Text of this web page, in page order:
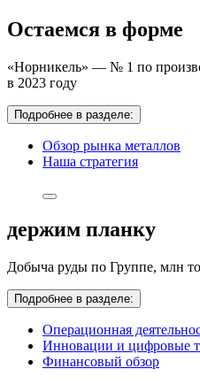
Остаемся в форме
«Норникель» — № 1 по
в 2023 году
Подробнее в разделе:
Обзор рынка металлов
Наша стратегия
держим планку
Добыча руды по Группе, млн
Подробнее в разделе:
Операционная
Инновации и цифровые
Финансовый обзор